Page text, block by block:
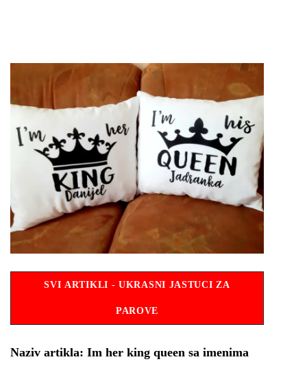
SVI ARTIKLI - UKRASNI JASTUCI ZA
PAROVE
Naziv artikla: Im her king queen sa imenima